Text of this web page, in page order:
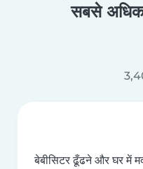
सबसे अधिक
बेबीसिटर ढूँढने और घर में